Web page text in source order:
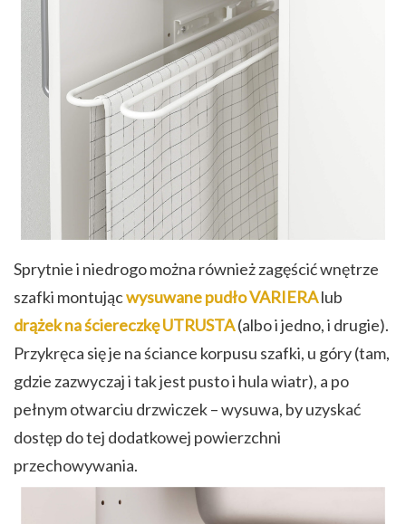
Sprytnie i niedrogo można również zagęścić wnętrze
szafki montującwysuwane pudło VARIERAlub
drążek na ściereczkę UTRUSTA(albo i jedno, i drugie).
Przykręca się je na ściance korpusu szafki, u góry (tam,
gdzie zazwyczaj i tak jest pusto i hula wiatr), a po
pełnym otwarciu drzwiczek – wysuwa, by uzyskać
dostęp do tej dodatkowej powierzchni
przechowywania.